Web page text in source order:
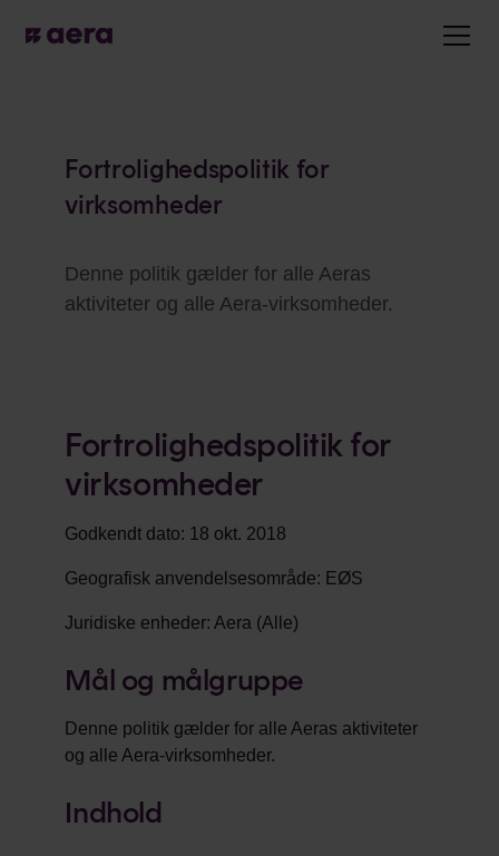
Fortrolighedspolitik for
virksomheder
Denne politik gælder for alle Aeras
aktiviteter og alle Aera-virksomheder.
Fortrolighedspolitik for
virksomheder
Godkendt dato: 18 okt. 2018
Geografisk anvendelsesområde: EØS
Juridiske enheder: Aera (Alle)
Mål og målgruppe
Denne politik gælder for alle Aeras aktiviteter
og alle Aera-virksomheder.
Indhold